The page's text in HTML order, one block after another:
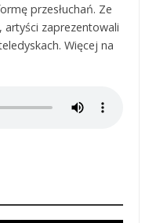
przesłuchań. Ze
artyści zaprezentowali
Więcej na